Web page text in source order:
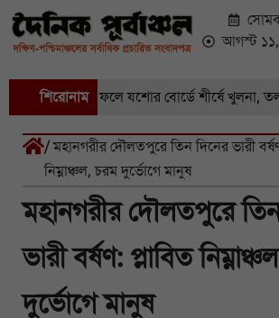
আগস্ট
শিরোনাম
এসএসসির ফলে যশোর বোর্ডে শীর্ষে খুলনা,
/ মহানগরীর দৌলতপুরে তিন দিনের ভারী
নিম্নাঞ্চল, চরম দুর্ভোগে মানুষ
মহানগরীর দৌলতপুরে
ভারী বর্ষণ: প্লাবিত
দুর্ভোগে মানুষ